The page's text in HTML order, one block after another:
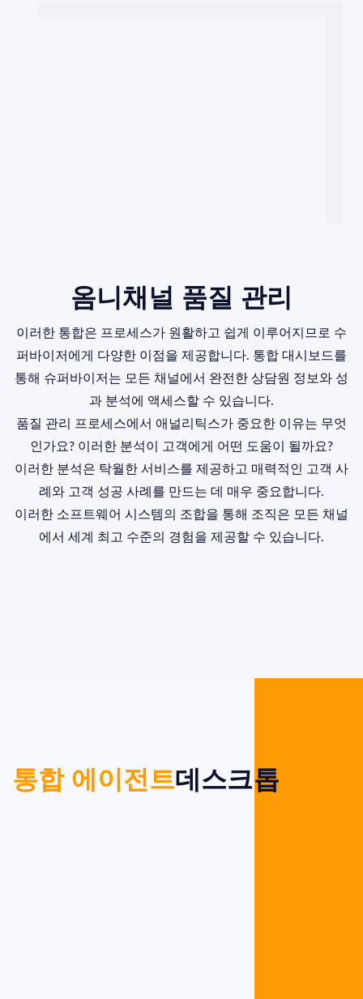
옴니채널 품질 관리
이러한 통합은 프로세스가 원활하고 쉽게 이루어지므로 수
퍼바이저에게 다양한 이점을 제공합니다. 통합 대시보드를
통해 슈퍼바이저는 모든 채널에서 완전한 상담원 정보와 성
과 분석에 액세스할 수 있습니다.
품질 관리 프로세스에서 애널리틱스가 중요한 이유는 무엇
인가요? 이러한 분석이 고객에게 어떤 도움이 될까요?
이러한 분석은 탁월한 서비스를 제공하고 매력적인 고객 사
례와 고객 성공 사례를 만드는 데 매우 중요합니다.
이러한 소프트웨어 시스템의 조합을 통해 조직은 모든 채널
에서 세계 최고 수준의 경험을 제공할 수 있습니다.
통합 에이전트데스크톱